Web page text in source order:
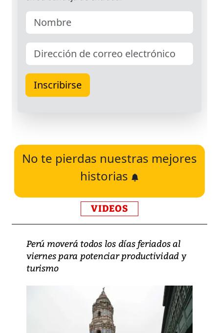
No te pierdas nuestras mejores
historias
VIDEOS
Perú moverá todos los días feriados al
viernes para potenciar productividad y
turismo